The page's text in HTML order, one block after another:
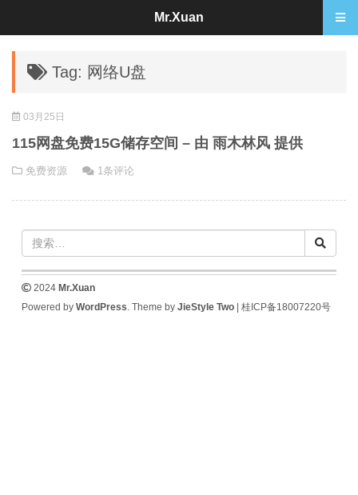
Tag: 网络U盘
03月25日
115网盘免费15G储存空间 – 由 雨木林风 提供
免费资源 1条评论
2024 Mr.Xuan
Powered by WordPress. Theme by JieStyle Two| 桂ICP备18007220号
Mr.Xuan